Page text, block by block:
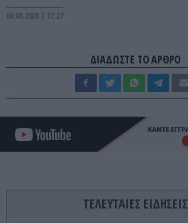
04.08.2026 | 17:27
ΔΙΑΔΩΣΤΕ ΤΟ ΑΡΘΡΟ
ΤΕΛΕΥΤΑΙΕΣ ΕΙΔΗΣΕΙΣ